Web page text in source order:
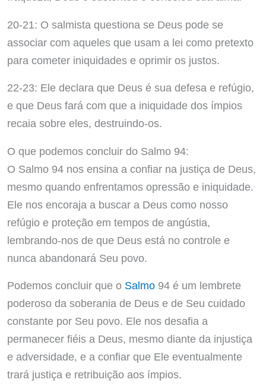
20-21: O salmista questiona se Deus pode se
associar com aqueles que usam a lei como pretexto
para cometer iniquidades e oprimir os justos.
22-23: Ele declara que Deus é sua defesa e refúgio,
e que Deus fará com que a iniquidade dos ímpios
recaia sobre eles, destruindo-os.
O que podemos concluir do Salmo 94:
O Salmo 94 nos ensina a confiar na justiça de Deus,
mesmo quando enfrentamos opressão e iniquidade.
Ele nos encoraja a buscar a Deus como nosso
refúgio e proteção em tempos de angústia,
lembrando-nos de que Deus está no controle e
nunca abandonará Seu povo.
Podemos concluir que o Salmo94 é um lembrete
poderoso da soberania de Deus e de Seu cuidado
constante por Seu povo. Ele nos desafia a
permanecer fiéis a Deus, mesmo diante da injustiça
e adversidade, e a confiar que Ele eventualmente
trará justiça e retribuição aos ímpios.